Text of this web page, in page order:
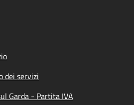
dei servizi
Garda - Partita IVA